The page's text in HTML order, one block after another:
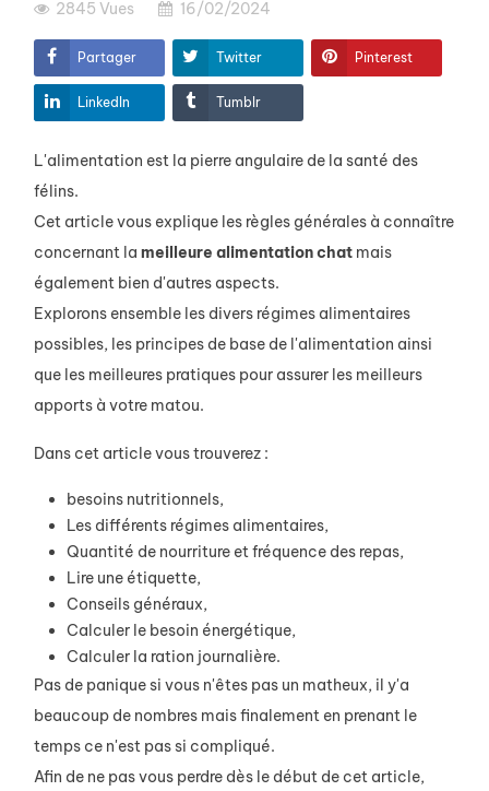
2845 Vues 16/02/2024
Partager Twitter Pinterest
LinkedIn Tumblr
L'alimentation est la pierre angulaire de la santé des
félins.
Cet article vous explique les règles générales à connaître
concernant la meilleure alimentationchat mais
également bien d'autres aspects.
Explorons ensemble les divers régimes alimentaires
possibles, les principes de base de l'alimentation ainsi
que les meilleures pratiques pour assurer les meilleurs
apports à votre matou.
Dans cet article vous trouverez :
besoins nutritionnels,
Les différents régimes alimentaires,
Quantité de nourriture et fréquence des repas,
Lire une étiquette,
Conseils généraux,
Calculer le besoin énergétique,
Calculer la ration journalière.
Pas de panique si vous n'êtes pas un matheux, il y'a
beaucoup de nombres mais finalement en prenant le
temps ce n'est pas si compliqué.
Afin de ne pas vous perdre dès le début de cet article,